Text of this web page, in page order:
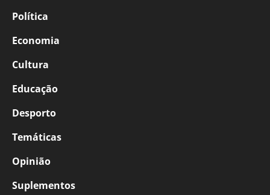
Política
Economia
Cultura
Educação
Desporto
Temáticas
Opinião
Suplementos